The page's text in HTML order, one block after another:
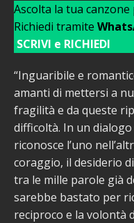
Ascolta la tua
Richiedi tramite
SCRIVI e RICHIEDI
“Inguaribile e
amanti di mettersi a
fragilità e da queste
difficoltà. In un
riconosce l’uno
coraggio, il desiderio
tra le mille parole già
sarebbe bastato per
reciproco e la volontà